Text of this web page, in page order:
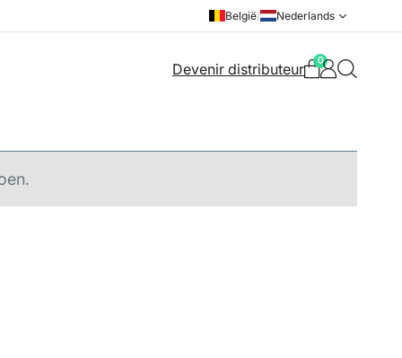
België/ Nederlands
Devenir distributeur 0